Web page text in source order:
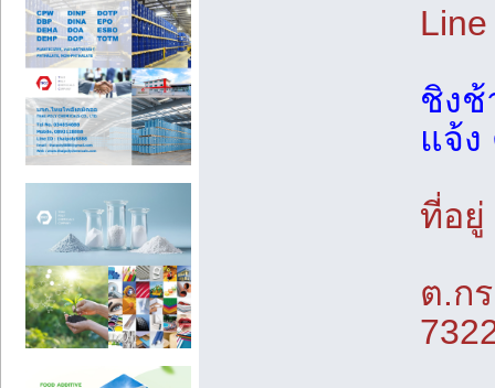
ชิงช้
แจ้ง
ที่อยู่
ต.ก